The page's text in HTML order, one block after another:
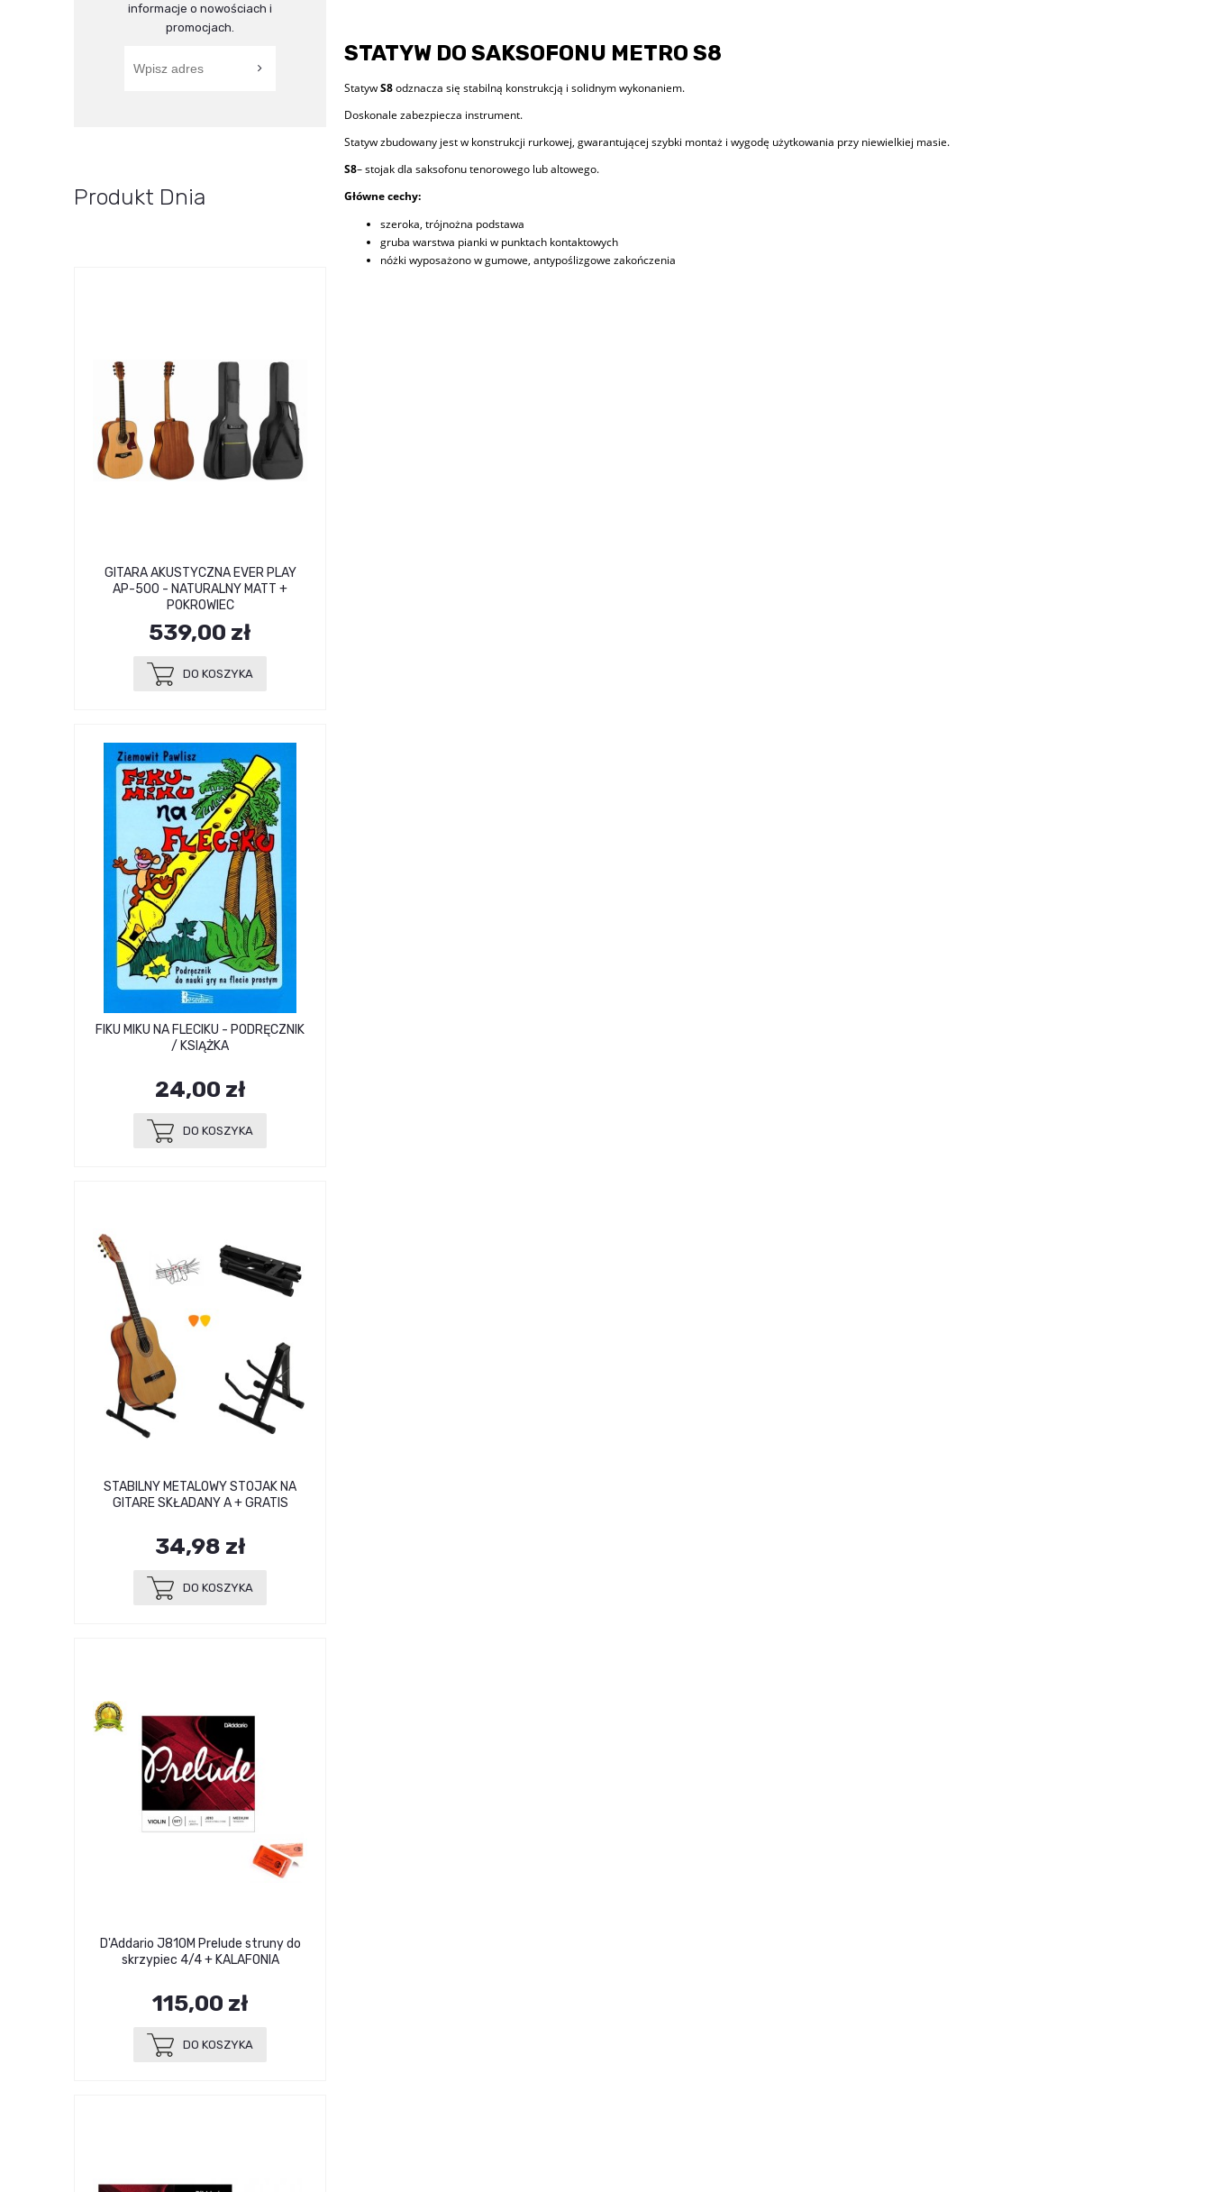
informacje o nowościach i
promocjach.
Produkt Dnia
GITARA AKUSTYCZNA EVER PLAY
AP-500 - NATURALNY MATT +
POKROWIEC
539,00 zł
DO KOSZYKA
FIKU MIKU NA FLECIKU - PODRĘCZNIK
/ KSIĄŻKA
24,00 zł
DO KOSZYKA
STABILNY METALOWY STOJAK NA
GITARE SKŁADANY A + GRATIS
34,98 zł
DO KOSZYKA
D'Addario J810M Prelude struny do
skrzypiec 4/4 + KALAFONIA
115,00 zł
DO KOSZYKA
STATYW DO SAKSOFONU METRO S8
StatywS8odznacza się stabilną konstrukcją i solidnym wykonaniem.
Doskonale zabezpiecza instrument.
Statyw zbudowany jest w konstrukcji rurkowej, gwarantującej szybki montaż i wygodę użytkowania przy niewielkiej masie.
S8– stojak dla saksofonu tenorowego lub altowego.
Główne cechy:
szeroka, trójnożna podstawa
gruba warstwa pianki w punktach kontaktowych
nóżki wyposażono w gumowe, antypoślizgowe zakończenia